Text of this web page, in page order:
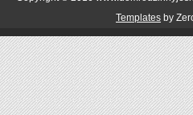
Templates by